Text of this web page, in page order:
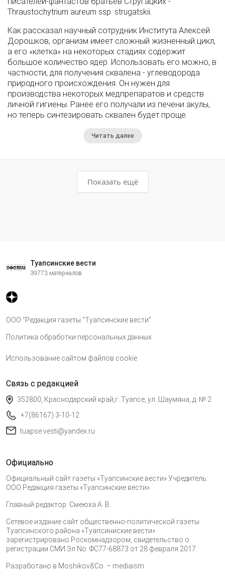
Thraustochytrium aureum ssp. strugatskii.
Как рассказал научный сотрудник Института Алексей
Дорошков, организм имеет сложный жизненный цикл,
а его «клетка» на некоторых стадиях содержит
большое количество ядер. Использовать его можно, в
частности, для получения сквалена - углеводорода
природного происхождения. Он нужен для
производства некоторых медпрепаратов и средств
личной гигиены. Ранее его получали из печени акулы,
но теперь синтезировать сквален будет проще.
Читать далее
Показать ещё
Туапсинские вести
39773 материалов
ООО "Редакция газеты "Туапсинские вести"
Политика обработки персональных данных
Использование сайтом файлов cookie
Связь с редакцией
352800, Краснодарский край,г. Туапсе, ул. Шаумяна, д. № 2
+7(86167) 3-10-12
tuapse.vesti@yandex.ru
Официально
Официальный сайт газеты «Туапсинские вести» Учредитель:
ООО Редакция газеты «Туапсинские вести»
Главный редактор: Смеюха А. В.
Сетевое издание сайт общественно-политической газеты
Туапсинского района «Туапсиниские вести»
зарегистрировано Роскомнадзором, свидетельство о
регистрации СМИ Эл No. ФС77-68873 от 28 февраля 2017
Разработано в Moshikov&Co. – mediaism